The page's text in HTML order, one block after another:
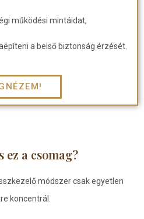
működési mintáidat,
a belső biztonság érzését.
ez a csomag?
módszer csak egyetlen
koncentrál.